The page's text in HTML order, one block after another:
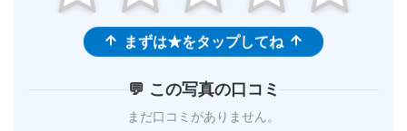
まずは★をタップしてね
💬 この写真の口コミ
まだ口コミがありません。